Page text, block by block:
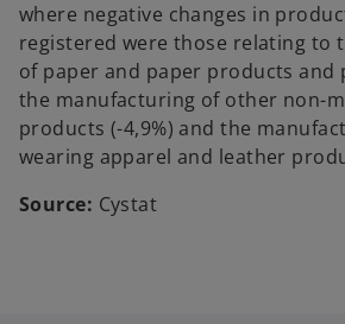
where negative changes in
registered were those relating to
of paper and paper products and
the manufacturing of other non-
products (-4,9%) and the
wearing apparel and leather
Source: Cystat